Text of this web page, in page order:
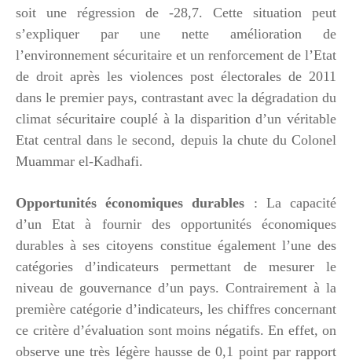
soit une régression de -28,7. Cette situation peut
s’expliquer par une nette amélioration de
l’environnement sécuritaire et un renforcement de l’Etat
de droit après les violences post électorales de 2011
dans le premier pays, contrastant avec la dégradation du
climat sécuritaire couplé à la disparition d’un véritable
Etat central dans le second, depuis la chute du Colonel
Muammar el-Kadhafi.
Opportunités économiques durables : La capacité
d’un Etat à fournir des opportunités économiques
durables à ses citoyens constitue également l’une des
catégories d’indicateurs permettant de mesurer le
niveau de gouvernance d’un pays. Contrairement à la
première catégorie d’indicateurs, les chiffres concernant
ce critère d’évaluation sont moins négatifs. En effet, on
observe une très légère hausse de 0,1 point par rapport